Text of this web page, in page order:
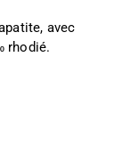
avec
rhodié.